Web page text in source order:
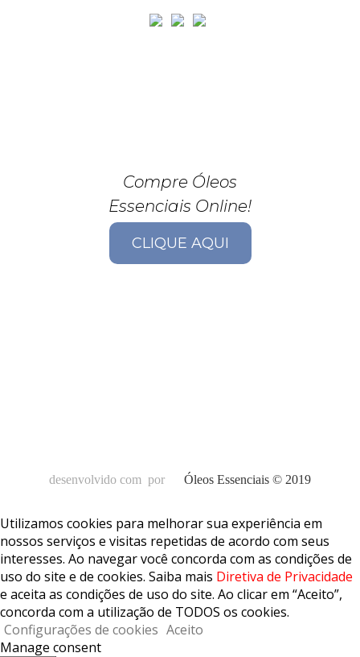
Compre Óleos
Essenciais Online!
CLIQUE AQUI
desenvolvido com por Óleos Essenciais © 2019
Utilizamos cookies para melhorar sua experiência em
nossos serviços e visitas repetidas de acordo com seus
interesses. Ao navegar você concorda com as condições de
uso do site e de cookies. Saiba mais Diretiva de Privacidade
e aceita as condições de uso do site. Ao clicar em “Aceito”,
concorda com a utilização de TODOS os cookies.
Configurações de cookies Aceito
Manage consent